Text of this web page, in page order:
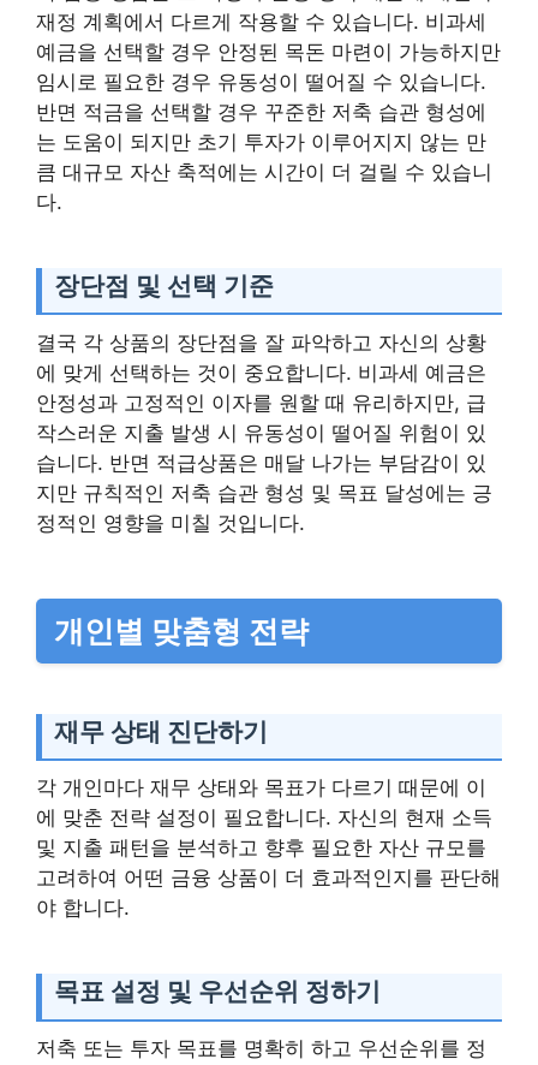
재정 계획에서 다르게 작용할 수 있습니다. 비과세
예금을 선택할 경우 안정된 목돈 마련이 가능하지만
임시로 필요한 경우 유동성이 떨어질 수 있습니다.
반면 적금을 선택할 경우 꾸준한 저축 습관 형성에
는 도움이 되지만 초기 투자가 이루어지지 않는 만
큼 대규모 자산 축적에는 시간이 더 걸릴 수 있습니
다.
장단점 및 선택 기준
결국 각 상품의 장단점을 잘 파악하고 자신의 상황
에 맞게 선택하는 것이 중요합니다. 비과세 예금은
안정성과 고정적인 이자를 원할 때 유리하지만, 급
작스러운 지출 발생 시 유동성이 떨어질 위험이 있
습니다. 반면 적급상품은 매달 나가는 부담감이 있
지만 규칙적인 저축 습관 형성 및 목표 달성에는 긍
정적인 영향을 미칠 것입니다.
개인별 맞춤형 전략
재무 상태 진단하기
각 개인마다 재무 상태와 목표가 다르기 때문에 이
에 맞춘 전략 설정이 필요합니다. 자신의 현재 소득
및 지출 패턴을 분석하고 향후 필요한 자산 규모를
고려하여 어떤 금융 상품이 더 효과적인지를 판단해
야 합니다.
목표 설정 및 우선순위 정하기
저축 또는 투자 목표를 명확히 하고 우선순위를 정